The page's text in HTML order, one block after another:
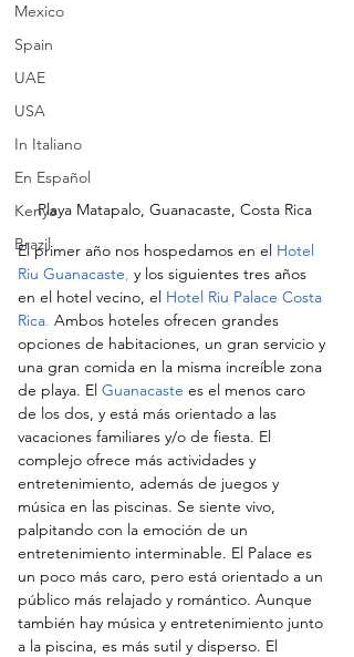
Mexico
Spain
UAE
USA
In Italiano
En Español
Kenya
Brazil
Playa Matapalo, Guanacaste, Costa Rica
El primer año nos hospedamos en el Hotel
Riu Guanacaste, y los siguientes tres años
en el hotel vecino, el Hotel Riu Palace Costa
Rica. Ambos hoteles ofrecen grandes
opciones de habitaciones, un gran servicio y
una gran comida en la misma increíble zona
de playa. El Guanacaste es el menos caro
de los dos, y está más orientado a las
vacaciones familiares y/o de fiesta. El
complejo ofrece más actividades y
entretenimiento, además de juegos y
música en las piscinas. Se siente vivo,
palpitando con la emoción de un
entretenimiento interminable. El Palace es
un poco más caro, pero está orientado a un
público más relajado y romántico. Aunque
también hay música y entretenimiento junto
a la piscina, es más sutil y disperso. El